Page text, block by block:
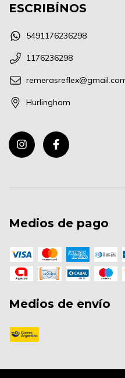
ESCRIBÍNOS
5491176236298
1176236298
Hurlingham
Medios de pago
Medios de envío